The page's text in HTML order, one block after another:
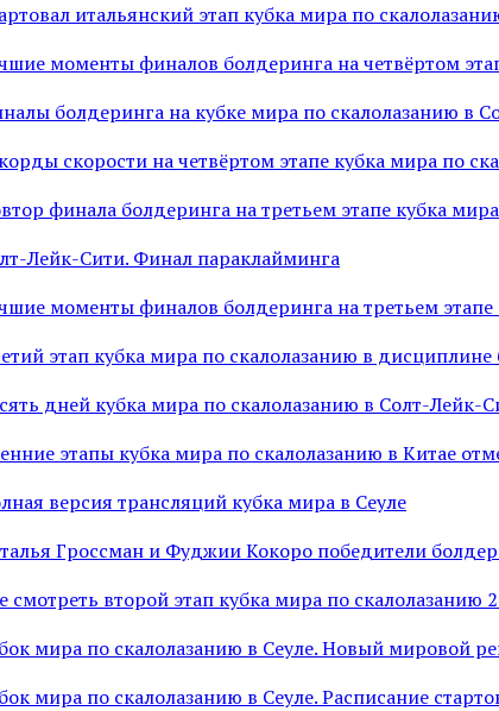
итальянский этап кубка мира по
моменты финалов болдеринга на четвёртом
болдеринга на кубке мира по скалолазанию в
скорости на четвёртом этапе кубка мира по
финала болдеринга на третьем этапе кубка мира
Лейк-Сити. Финал параклайминга
моменты финалов болдеринга на третьем этапе
этап кубка мира по скалолазанию в
дней кубка мира по скалолазанию в Солт-Лейк-
этапы кубка мира по скалолазанию в Китае
версия трансляций кубка мира в Сеуле
Гроссман и Фуджии Кокоро победители
смотреть второй этап кубка мира по скалолазанию
мира по скалолазанию в Сеуле. Новый мировой
мира по скалолазанию в Сеуле. Расписание